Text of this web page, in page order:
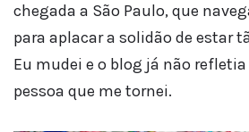
chegada a São Paulo, que
para aplacar a solidão de estar
Eu mudei e o blog já não
pessoa que me tornei.